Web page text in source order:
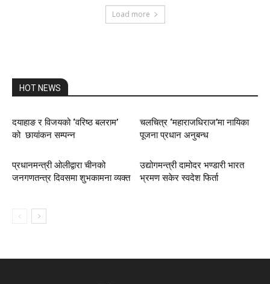
Load more
HOT NEWS
दयाहाङ र विजयको ‘वरिष्ठ बलराम’
को छायांकन सम्पन्न
चलचित्र ‘महाराजधिराज’मा नायिका
पूजना प्रधान अनुबन्ध
प्रधानमन्त्री ओलीद्वारा चीनको
जनगणतन्त्र दिवसमा शुभकामना व्यक्त
उद्योगमन्त्री दामोदर भण्डारी भारत
भ्रमण सकेर स्वदेश फिर्ता